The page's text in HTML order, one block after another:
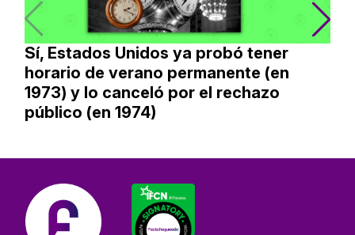
Sí, Estados Unidos ya probó tener
horario de verano permanente (en
1973) y lo canceló por el rechazo
público (en 1974)